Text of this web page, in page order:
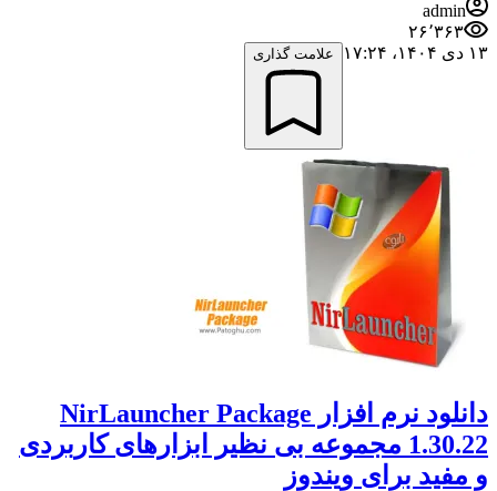
admin
۲۶٬۳۶۳
۱۳ دی ۱۴۰۴،‏ ۱۷:۲۴
علامت گذاری
دانلود نرم افزار NirLauncher Package
1.30.22 مجموعه بی نظیر ابزارهای کاربردی
و مفید برای ویندوز